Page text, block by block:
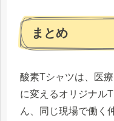
まとめ
酸素Tシャツは、医
に変えるオリジナル
ん、同じ現場で働く